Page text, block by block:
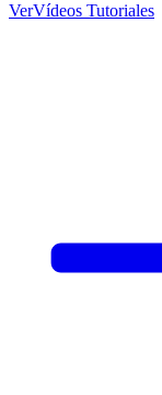
VerVídeos Tutoriales